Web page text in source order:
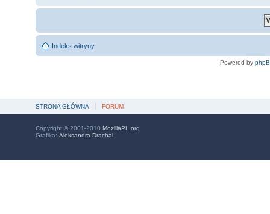
Indeks witryny
Powered by
STRONA GŁÓWNA FORUM
Copyright © 2001-2010 MozillaPL.org
Grafika: Aleksandra Drachal